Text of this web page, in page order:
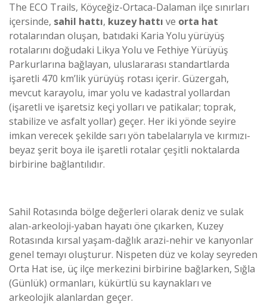
The ECO Trails, Köyceğiz-Ortaca-Dalaman ilçe sınırları
içersinde, sahil hattı, kuzey hattı ve orta hat
rotalarından oluşan, batıdaki Karia Yolu yürüyüş
rotalarını doğudaki Likya Yolu ve Fethiye Yürüyüş
Parkurlarına bağlayan, uluslararası standartlarda
işaretli 470 km’lik yürüyüş rotası içerir. Güzergah,
mevcut karayolu, imar yolu ve kadastral yollardan
(işaretli ve işaretsiz keçi yolları ve patikalar; toprak,
stabilize ve asfalt yollar) geçer. Her iki yönde seyire
imkan verecek şekilde sarı yön tabelalarıyla ve kırmızı-
beyaz şerit boya ile işaretli rotalar çeşitli noktalarda
birbirine bağlantılıdır.
Sahil Rotasında bölge değerleri olarak deniz ve sulak
alan-arkeoloji-yaban hayatı öne çıkarken, Kuzey
Rotasında kırsal yaşam-dağlık arazi-nehir ve kanyonlar
genel temayı oluşturur. Nispeten düz ve kolay seyreden
Orta Hat ise, üç ilçe merkezini birbirine bağlarken, Sığla
(Günlük) ormanları, kükürtlü su kaynakları ve
arkeolojik alanlardan geçer.